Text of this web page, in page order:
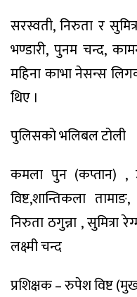
सरस्वती, निरुता र
भण्डारी, पुनम चन्द,
महिना काभा नेसन्स
थिए ।
पुलिसको भलिबल टोली
कमला पुन (कप्तान) ,
विष्ट,शान्तिकला
निरुता ठगुन्ना , सुमित्रा
लक्ष्मी चन्द
प्रशिक्षक – रुपेश विष्ट